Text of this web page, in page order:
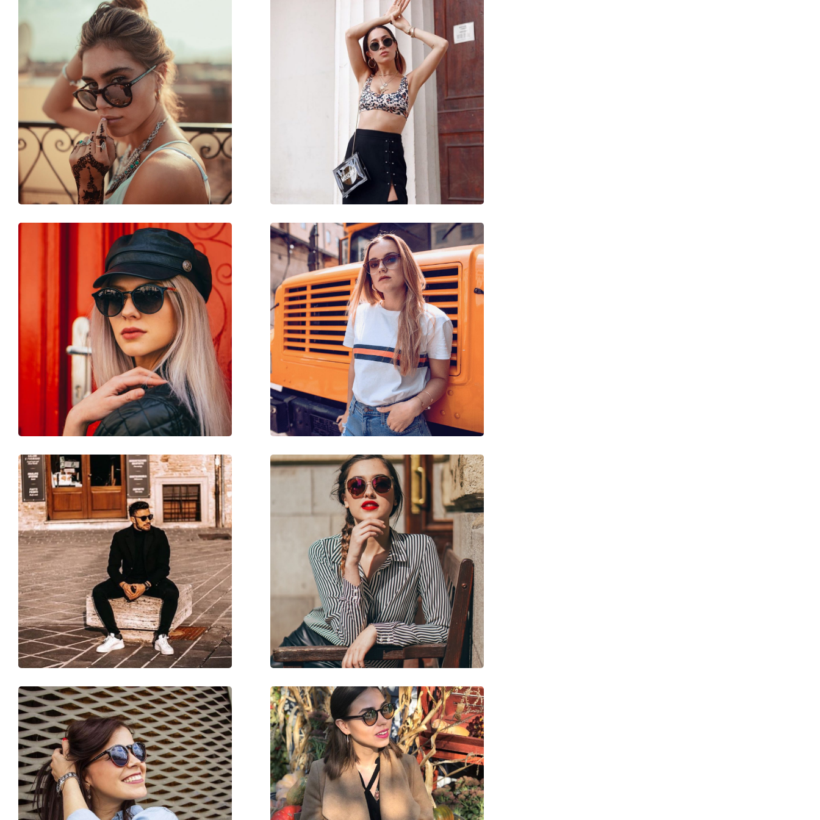
Montuur vorm:
Montuur kleur:
Montuur materiaal:
Plastic
Maat:
M
Breedte:
136 mm
Lengte:
139 mm
Breedte brug:
21 mm
Gewicht:
65 gr
Verstelbare neus-pads:
No
Verende scharnier:
No
Reinigingsdoekje:
Ja
Mannen
Zonnebrillen
Merk:
Oakley
Functie:
Sport
Sport:
Hiking
OO 9265 22 53
Voorschrift beschikbaar:
Ja